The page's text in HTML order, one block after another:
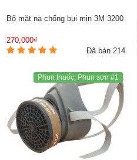
Bộ mặt nạ chống bụi mịn 3M 3200
270,000₫
Đã bán 214
Phun thuốc, Phun sơn #1